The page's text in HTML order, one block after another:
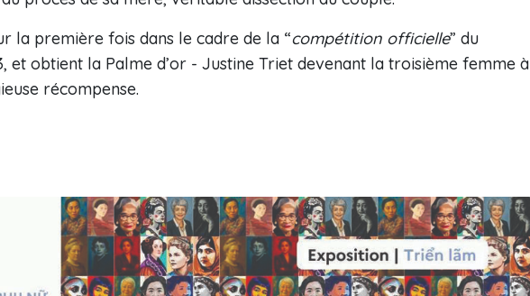
la première fois dans le cadre de la “compétition officielle” du
et obtient la Palme d’or - Justine Triet devenant la troisième femme à
récompense.